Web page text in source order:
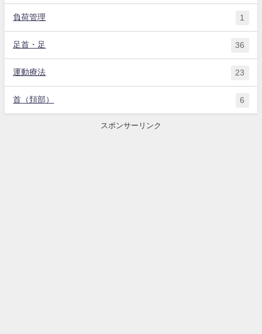
負荷管理 1
足首・足 36
運動療法 23
首（頚部） 6
スポンサーリンク